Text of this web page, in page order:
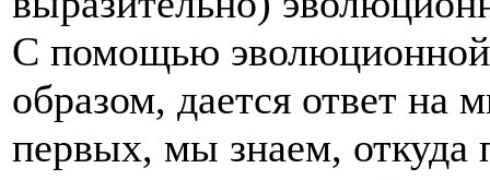
С помощью эволюционной
образом, дается ответ
первых, мы знаем, откуда